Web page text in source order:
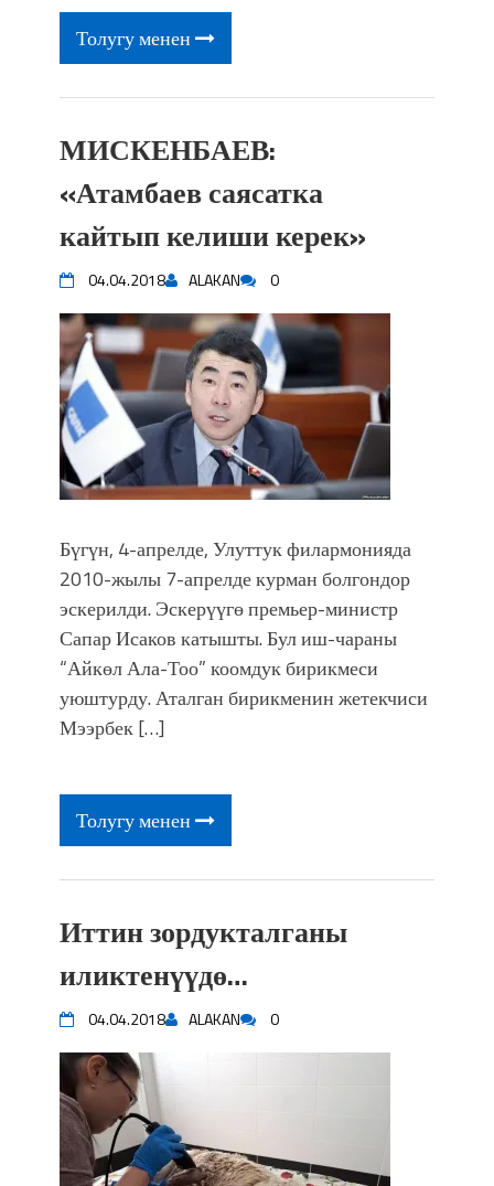
Толугу менен
МИСКЕНБАЕВ:
«Атамбаев саясатка
кайтып келиши керек»
04.04.2018 ALAKAN 0
Бүгүн, 4-апрелде, Улуттук филармонияда
2010-жылы 7-апрелде курман болгондор
эскерилди. Эскерүүгө премьер-министр
Сапар Исаков катышты. Бул иш-чараны
“Айкөл Ала-Тоо” коомдук бирикмеси
уюштурду. Аталган бирикменин жетекчиси
Мээрбек […]
Толугу менен
Иттин зордукталганы
иликтенүүдө…
04.04.2018 ALAKAN 0